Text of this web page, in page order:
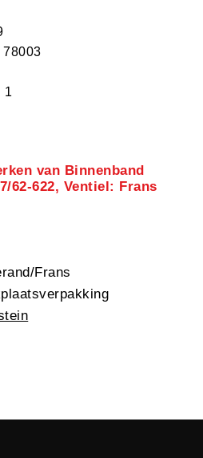
78003
1
van Binnenband
62-622, Ventiel: Frans
Frans